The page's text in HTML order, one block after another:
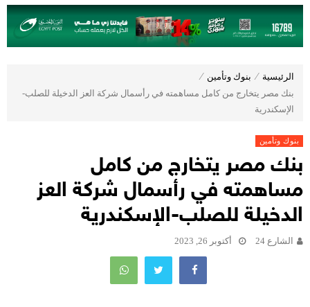
الرئيسية ⁄ بنوك وتأمين ⁄
بنك مصر يتخارج من كامل مساهمته في رأسمال شركة العز الدخيلة للصلب-
الإسكندرية
بنوك وتأمين
بنك مصر يتخارج من كامل
مساهمته في رأسمال شركة العز
الدخيلة للصلب-الإسكندرية
الشارع 24 أكتوبر 26, 2023